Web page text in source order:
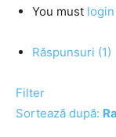
You must login
Răspunsuri (1)
Filter
Sortează după: